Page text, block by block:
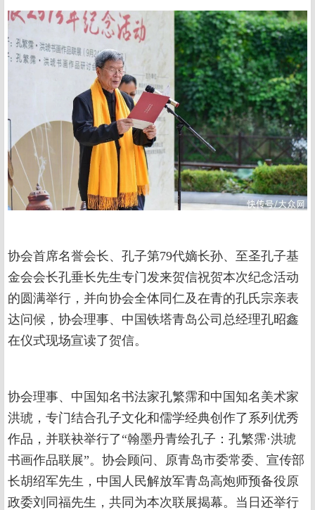
协会首席名誉会长、孔子第79代嫡长孙、至圣孔子基
金会会长孔垂长先生专门发来贺信祝贺本次纪念活动
的圆满举行，并向协会全体同仁及在青的孔氏宗亲表
达问候，协会理事、中国铁塔青岛公司总经理孔昭鑫
在仪式现场宣读了贺信。
协会理事、中国知名书法家孔繁霈和中国知名美术家
洪琥，专门结合孔子文化和儒学经典创作了系列优秀
作品，并联袂举行了“翰墨丹青绘孔子：孔繁霈·洪琥
书画作品联展”。协会顾问、原青岛市委常委、宣传部
长胡绍军先生，中国人民解放军青岛高炮师预备役原
政委刘同福先生，共同为本次联展揭幕。当日还举行